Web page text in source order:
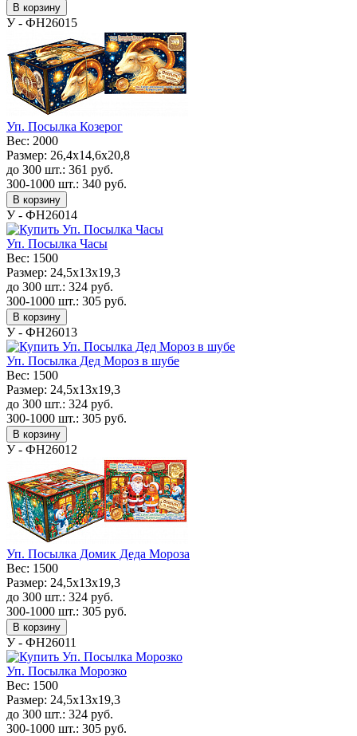
В корзину
У - ФН26015
Уп. Посылка Козерог
Вес: 2000
Размер: 26,4x14,6x20,8
до 300 шт.: 361 руб.
300-1000 шт.: 340 руб.
В корзину
У - ФН26014
Уп. Посылка Часы
Вес: 1500
Размер: 24,5x13x19,3
до 300 шт.: 324 руб.
300-1000 шт.: 305 руб.
В корзину
У - ФН26013
Уп. Посылка Дед Мороз в шубе
Вес: 1500
Размер: 24,5x13x19,3
до 300 шт.: 324 руб.
300-1000 шт.: 305 руб.
В корзину
У - ФН26012
Уп. Посылка Домик Деда Мороза
Вес: 1500
Размер: 24,5x13x19,3
до 300 шт.: 324 руб.
300-1000 шт.: 305 руб.
В корзину
У - ФН26011
Уп. Посылка Морозко
Вес: 1500
Размер: 24,5x13x19,3
до 300 шт.: 324 руб.
300-1000 шт.: 305 руб.